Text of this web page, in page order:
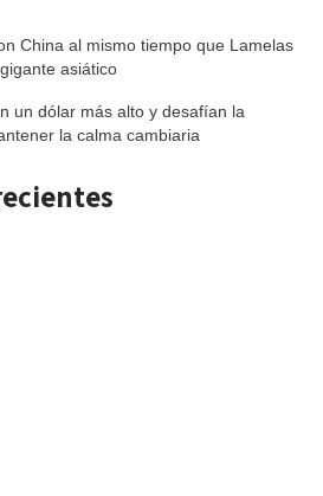
China al mismo tiempo que Lamelas
asiático
un dólar más alto y desafían la
la calma cambiaria